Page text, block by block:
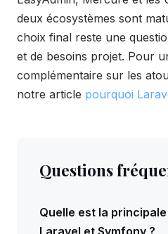
deux écosystèmes sont
choix final reste une
et de besoins projet. Pour
complémentaire sur les
notre article pourquoi
Questions
Quelle est la